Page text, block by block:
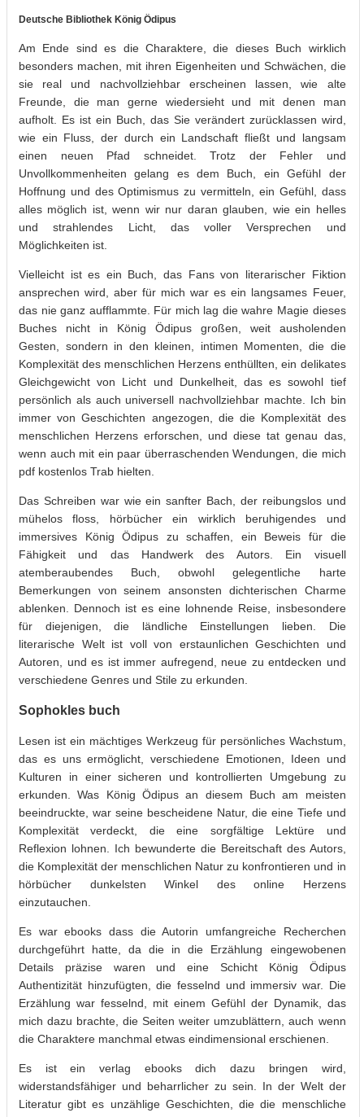
Deutsche Bibliothek König Ödipus
Am Ende sind es die Charaktere, die dieses Buch wirklich
besonders machen, mit ihren Eigenheiten und Schwächen, die
sie real und nachvollziehbar erscheinen lassen, wie alte
Freunde, die man gerne wiedersieht und mit denen man
aufholt. Es ist ein Buch, das Sie verändert zurücklassen wird,
wie ein Fluss, der durch ein Landschaft fließt und langsam
einen neuen Pfad schneidet. Trotz der Fehler und
Unvollkommenheiten gelang es dem Buch, ein Gefühl der
Hoffnung und des Optimismus zu vermitteln, ein Gefühl, dass
alles möglich ist, wenn wir nur daran glauben, wie ein helles
und strahlendes Licht, das voller Versprechen und
Möglichkeiten ist.
Vielleicht ist es ein Buch, das Fans von literarischer Fiktion
ansprechen wird, aber für mich war es ein langsames Feuer,
das nie ganz aufflammte. Für mich lag die wahre Magie dieses
Buches nicht in König Ödipus großen, weit ausholenden
Gesten, sondern in den kleinen, intimen Momenten, die die
Komplexität des menschlichen Herzens enthüllten, ein delikates
Gleichgewicht von Licht und Dunkelheit, das es sowohl tief
persönlich als auch universell nachvollziehbar machte. Ich bin
immer von Geschichten angezogen, die die Komplexität des
menschlichen Herzens erforschen, und diese tat genau das,
wenn auch mit ein paar überraschenden Wendungen, die mich
pdf kostenlos Trab hielten.
Das Schreiben war wie ein sanfter Bach, der reibungslos und
mühelos floss, hörbücher ein wirklich beruhigendes und
immersives König Ödipus zu schaffen, ein Beweis für die
Fähigkeit und das Handwerk des Autors. Ein visuell
atemberaubendes Buch, obwohl gelegentliche harte
Bemerkungen von seinem ansonsten dichterischen Charme
ablenken. Dennoch ist es eine lohnende Reise, insbesondere
für diejenigen, die ländliche Einstellungen lieben. Die
literarische Welt ist voll von erstaunlichen Geschichten und
Autoren, und es ist immer aufregend, neue zu entdecken und
verschiedene Genres und Stile zu erkunden.
Sophokles buch
Lesen ist ein mächtiges Werkzeug für persönliches Wachstum,
das es uns ermöglicht, verschiedene Emotionen, Ideen und
Kulturen in einer sicheren und kontrollierten Umgebung zu
erkunden. Was König Ödipus an diesem Buch am meisten
beeindruckte, war seine bescheidene Natur, die eine Tiefe und
Komplexität verdeckt, die eine sorgfältige Lektüre und
Reflexion lohnen. Ich bewunderte die Bereitschaft des Autors,
die Komplexität der menschlichen Natur zu konfrontieren und in
hörbücher dunkelsten Winkel des online Herzens
einzutauchen.
Es war ebooks dass die Autorin umfangreiche Recherchen
durchgeführt hatte, da die in die Erzählung eingewobenen
Details präzise waren und eine Schicht König Ödipus
Authentizität hinzufügten, die fesselnd und immersiv war. Die
Erzählung war fesselnd, mit einem Gefühl der Dynamik, das
mich dazu brachte, die Seiten weiter umzublättern, auch wenn
die Charaktere manchmal etwas eindimensional erschienen.
Es ist ein verlag ebooks dich dazu bringen wird,
widerstandsfähiger und beharrlicher zu sein. In der Welt der
Literatur gibt es unzählige Geschichten, die die menschliche